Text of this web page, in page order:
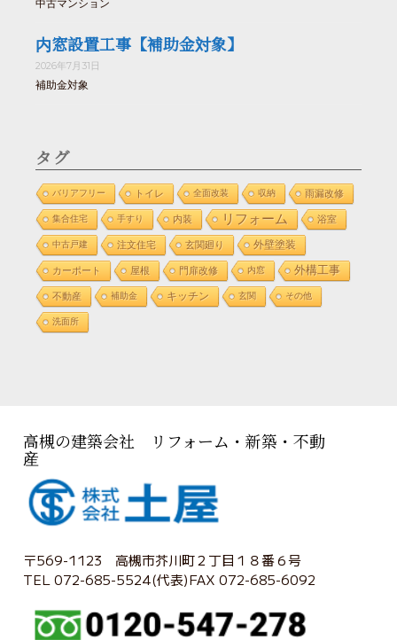
中古マンション
内窓設置工事【補助金対象】
2026年7月31日
補助金対象
タグ
バリアフリー トイレ 全面改装 収納 雨漏改修
集合住宅 手すり 内装 リフォーム 浴室
中古戸建 注文住宅 玄関廻り 外壁塗装
カーポート 屋根 門扉改修 内窓 外構工事
不動産 補助金 キッチン 玄関 その他
洗面所
高槻の建築会社 リフォーム・新築・不動
産
〒569-1123 高槻市芥川町２丁目１８番６号
TEL 072-685-5524(代表)FAX 072-685-6092